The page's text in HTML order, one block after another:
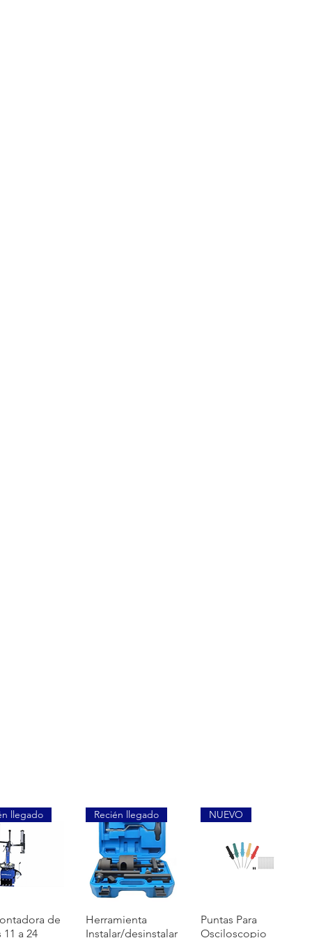
速瀏覽
llegado
de
11 a 24
快速瀏覽
Recién llegado
Herramienta
Instalar/desinstalar
快速瀏覽
NUEVO
Puntas Para
Osciloscopio